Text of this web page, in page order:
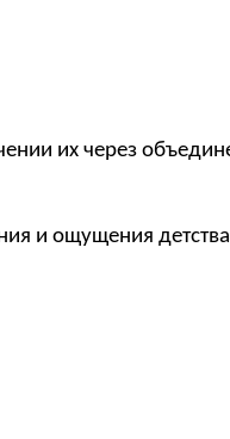
их через
и ощущения